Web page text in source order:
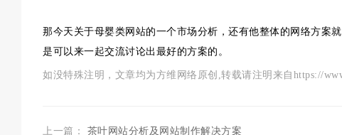
那今天关于母婴类网站的一个市场分析，还有他整体的网络方案
是可以来一起交流讨论出最好的方案的。
如没特殊注明，文章均为方维网络原创,转载请注明来自https://
上一篇： 茶叶网站分析及网站制作解决方案